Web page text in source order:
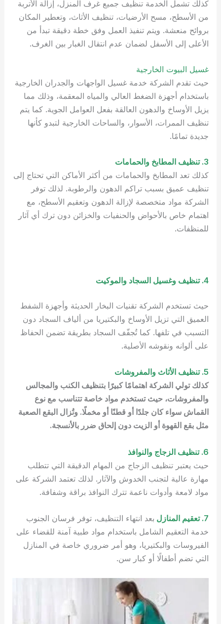
كذلك تشمل الخدمة تنظيف جميع غرف المنزل، إزالة الأتربة
من الأسطح، مسح الأرضيات، تنظيف الأثاث، وتعطير المكان
بروائح منعشة. ويتم تنفيذ العمل وفق خطة دقيقة تبدأ من
الأعلى إلى الأسفل لضمان عدم انتقال الغبار بين الغرف.
غسيل البيوت الخارجية
حيث تقدم الشركة خدمة غسيل الواجهات والجدران الخارجية
باستخدام أجهزة الضغط العالي والمياه المعقمة، وذلك مما
يزيل الأوساخ والدهون العالقة بفعل العوامل الجوية. كما يتم
تنظيف الممرات، الأسوار، والساحات الخارجية لتبدو كأنها
جديدة تمامًا.
3. تنظيف المطابخ والحمامات
كذلك تعد المطابخ والحمامات من أكثر الأماكن التي تحتاج إلى
تنظيف عميق بسبب تراكم الدهون والرطوبة. لذلك توفر
الشركة مواد متخصصة لإزالة الدهون وتعقيم الأسطح، مع
اهتمام خاص بالأحواض والحنفيات والخزائن دون ترك أي آثار
للمنظفات.
4. تنظيف وغسيل السجاد والموكيت
حيث تستخدم الشركة تقنيات البخار الحديثة وأجهزة الشفط
العميق التي تزيل الأوساخ والبكتيريا من ألياف السجاد دون
التسبب في تلفها. كما تُجفّف السجاد بطريقة تضمن الحفاظ
على ألوانه ونقوشه الأصلية.
5. تنظيف الأثاث والمفروشات
كذلك تولي الشركة اهتمامًا كبيرًا بتنظيف الكنب والمجالس
والمفروشات، حيث تستخدم مواد خاصة تتناسب مع نوع
القماش سواء كان جلدًا أو قطنًا أو مخملًا. وتُزال البقع الصعبة
مثل بقع القهوة أو الزيت دون إلحاق ضرر بالأنسجة.
6. تنظيف الزجاج والنوافذ
حيث يعتبر تنظيف الزجاج من المهام الدقيقة التي تتطلب
مهارة عالية لتجنب الخدوش والآثار. لذلك تعتمد الشركة على
مواد لامعة وأدوات ناعمة تترك النوافذ براقة وشفافة.
7. تعقيم المنازل
بعد انتهاء التنظيف، توفر فرسان الجنوب
خدمة التعقيم الشامل باستخدام مواد طبية آمنة للقضاء على
الفيروسات والبكتيريا، وهو أمر ضروري خاصة في المنازل
التي تضم أطفالًا أو كبار سن.